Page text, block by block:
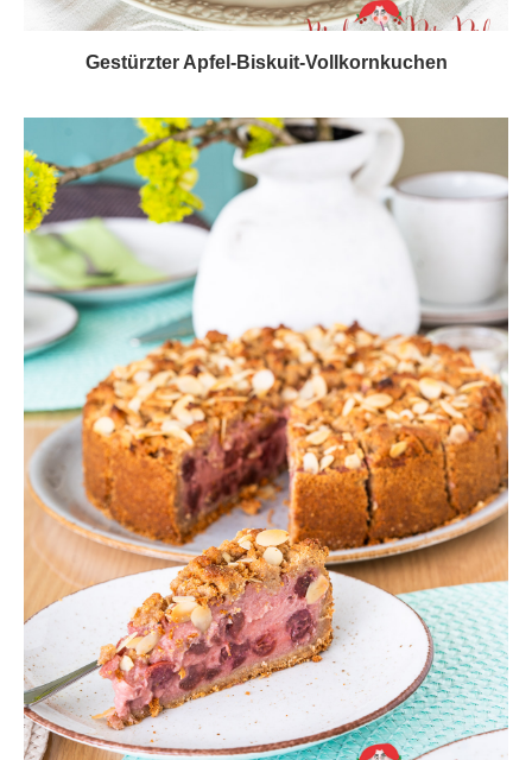
Gestürzter Apfel-Biskuit-Vollkornkuchen